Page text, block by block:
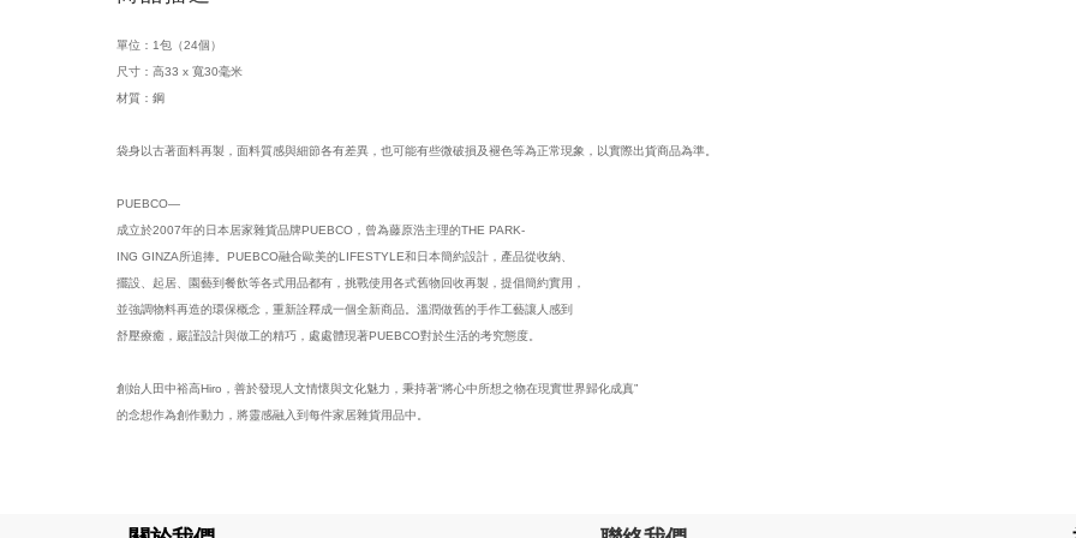
單位：1包（24個）
尺寸：高33 x 寬30毫米
材質：鋼
袋身以古著面料再製，面料質感與細節各有差異，也可能有些微破損及褪色等為正常現象，以實際出貨商品為準。
PUEBCO—
成立於2007年的日本居家雜貨品牌PUEBCO，曾為藤原浩主理的THE PARK-
ING GINZA所追捧。PUEBCO融合歐美的LIFESTYLE和日本簡約設計，產品從收納、
擺設、起居、園藝到餐飲等各式用品都有，挑戰使用各式舊物回收再製，提倡簡約實用，
並強調物料再造的環保概念，重新詮釋成一個全新商品。溫潤做舊的手作工藝讓人感到
舒壓療癒，嚴謹設計與做工的精巧，處處體現著PUEBCO對於生活的考究態度。
創始人田中裕高Hiro，善於發現人文情懷與文化魅力，秉持著“將心中所想之物在現實世界歸化成真”
的念想作為創作動力，將靈感融入到每件家居雜貨用品中。